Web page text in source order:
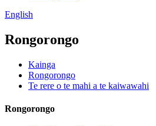
English
Rongorongo
Kainga
Rongorongo
Te rere o te mahi a te kaiwawahi
Rongorongo